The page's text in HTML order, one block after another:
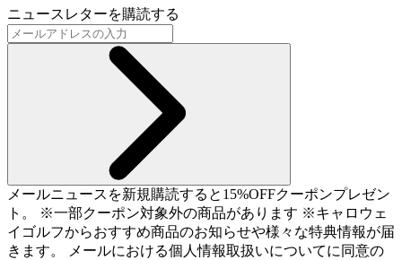
ニュースレターを購読する
メールニュースを新規購読すると15%OFFクーポンプレゼン
ト。 ※一部クーポン対象外の商品があります ※キャロウェ
イゴルフからおすすめ商品のお知らせや様々な特典情報が届
きます。 メールにおける個人情報取扱いについてに同意の